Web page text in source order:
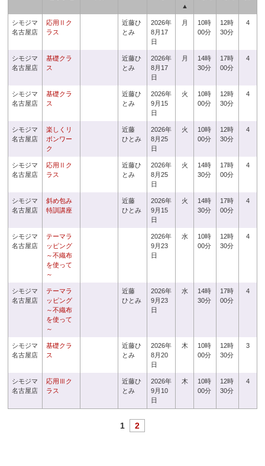
▲
シモジマ
名古屋店
応用Ⅱク
ラス
近藤ひ
とみ
2026年
8月17
日
月
10時
00分
12時
30分
4
シモジマ
名古屋店
基礎クラ
ス
近藤ひ
とみ
2026年
8月17
日
月
14時
30分
17時
00分
4
シモジマ
名古屋店
基礎クラ
ス
近藤ひ
とみ
2026年
9月15
日
火
10時
00分
12時
30分
4
シモジマ
名古屋店
楽しくリ
ボンワー
ク
近藤
ひとみ
2026年
8月25
日
火
10時
00分
12時
30分
4
シモジマ
名古屋店
応用Ⅱク
ラス
近藤ひ
とみ
2026年
8月25
日
火
14時
30分
17時
00分
4
シモジマ
名古屋店
斜め包み
特訓講座
近藤
ひとみ
2026年
9月15
日
火
14時
30分
17時
00分
4
シモジマ
名古屋店
テーマラ
ッピング
～不織布
を使って
～
2026年
9月23
日
水
10時
00分
12時
30分
4
シモジマ
名古屋店
テーマラ
ッピング
～不織布
を使って
～
近藤
ひとみ
2026年
9月23
日
水
14時
30分
17時
00分
4
シモジマ
名古屋店
基礎クラ
ス
近藤ひ
とみ
2026年
8月20
日
木
10時
00分
12時
30分
3
シモジマ
名古屋店
応用Ⅲク
ラス
近藤ひ
とみ
2026年
9月10
日
木
10時
00分
12時
30分
4
1 2